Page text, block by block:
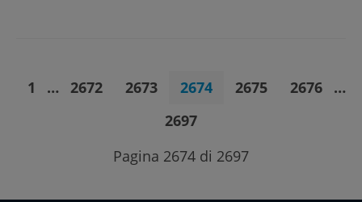
1 … 2672 2673 2674 2675 2676
…
2697
Pagina 2674 di 2697